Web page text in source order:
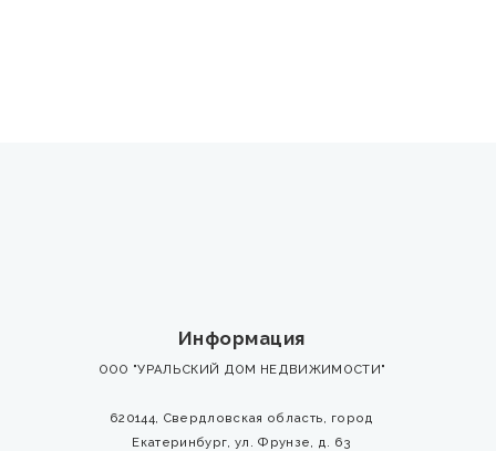
Информация
ООО "УРАЛЬСКИЙ ДОМ НЕДВИЖИМОСТИ"
620144, Свердловская область, город
Екатеринбург, ул. Фрунзе, д. 63